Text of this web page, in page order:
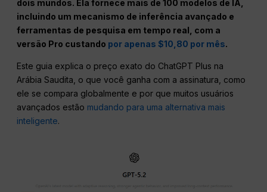
dois mundos. Ela fornece mais de 100 modelos de IA,
incluindo um mecanismo de inferência avançado e
ferramentas de pesquisa em tempo real, com a
versão Pro custando por apenas $10,80 por mês.
Este guia explica o preço exato do ChatGPT Plus na
Arábia Saudita, o que você ganha com a assinatura, como
ele se compara globalmente e por que muitos usuários
avançados estão mudando para uma alternativa mais
inteligente.